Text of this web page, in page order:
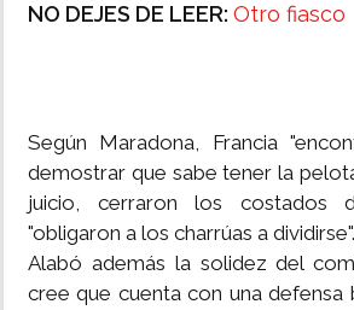
NO DEJES DE LEER: Otro fiasco
Según Maradona, Francia
demostrar que sabe tener la
juicio, cerraron los costados
"obligaron a los charrúas a dividirse".
Alabó además la solidez del
cree que cuenta con una defensa